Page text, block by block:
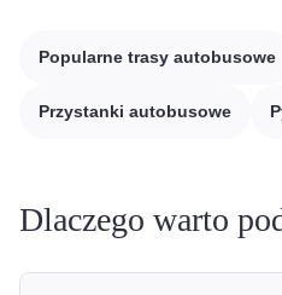
Popularne trasy autobusowe
Przystanki autobusowe
Dlaczego warto